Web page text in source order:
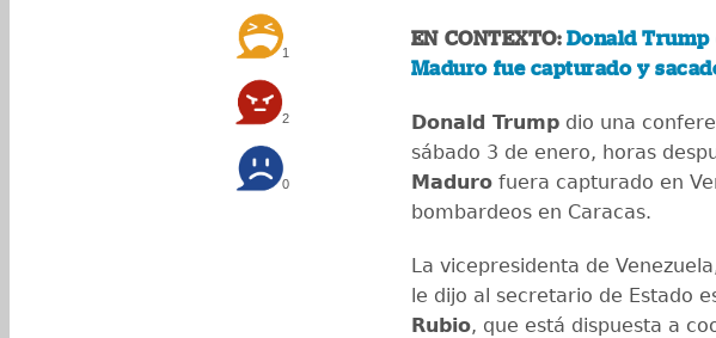
1
2
0
EN CONTEXTO: Donald Trump
Maduro fue capturado y
Donald Trump dio una
sábado 3 de enero, horas
Maduro fuera capturado en
bombardeos en Caracas.
La vicepresidenta de
le dijo al secretario de Estado
Rubio, que está dispuesta a